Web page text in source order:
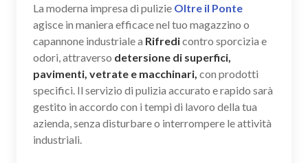
La moderna impresa di pulizie Oltre il Ponte
agisce in maniera efficace nel tuo magazzino o
capannone industriale a Rifredicontro sporcizia e
odori, attraverso detersione di superfici,
pavimenti, vetrate e macchinari, con prodotti
specifici. Il servizio di pulizia accurato e rapido sarà
gestito in accordo con i tempi di lavoro della tua
azienda, senza disturbare o interrompere le attività
industriali.